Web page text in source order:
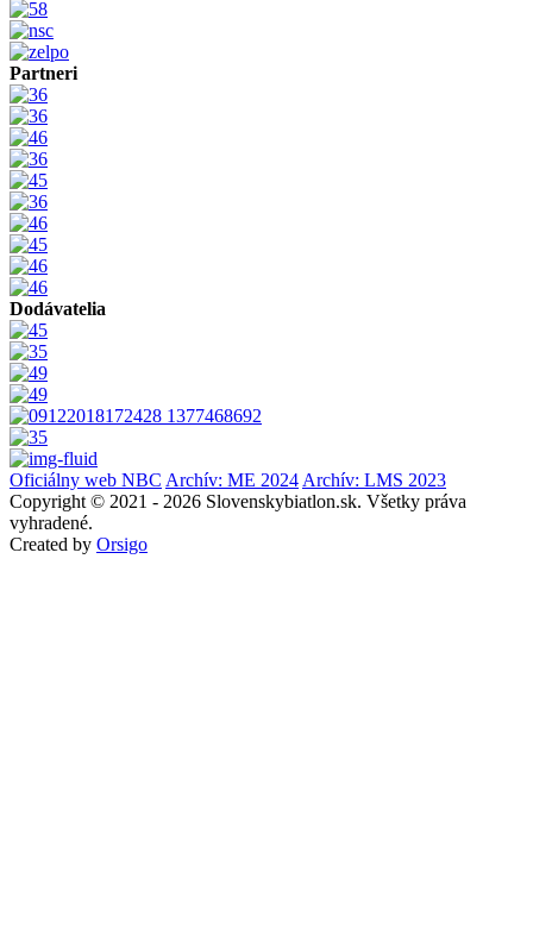
Partneri
Dodávatelia
Oficiálny web NBC Archív: ME 2024 Archív: LMS 2023
Copyright © 2021 - 2026 Slovenskybiatlon.sk. Všetky práva
vyhradené.
Created by Orsigo